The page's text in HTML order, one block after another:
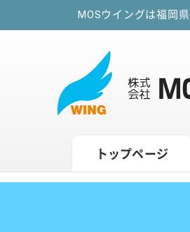
MOSウイングは福岡
トップページ